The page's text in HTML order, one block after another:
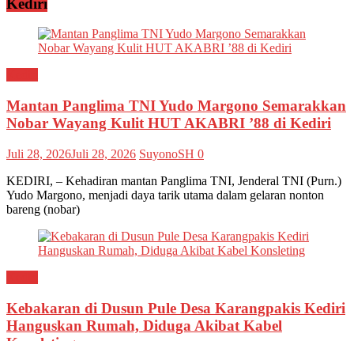
Kediri
Mantan Panglima TNI Yudo Margono Semarakkan
Nobar Wayang Kulit HUT AKABRI ’88 di Kediri
Juli 28, 2026Juli 28, 2026 SuyonoSH 0
KEDIRI, – Kehadiran mantan Panglima TNI, Jenderal TNI (Purn.)
Yudo Margono, menjadi daya tarik utama dalam gelaran nonton
bareng (nobar)
Kebakaran di Dusun Pule Desa Karangpakis Kediri
Hanguskan Rumah, Diduga Akibat Kabel